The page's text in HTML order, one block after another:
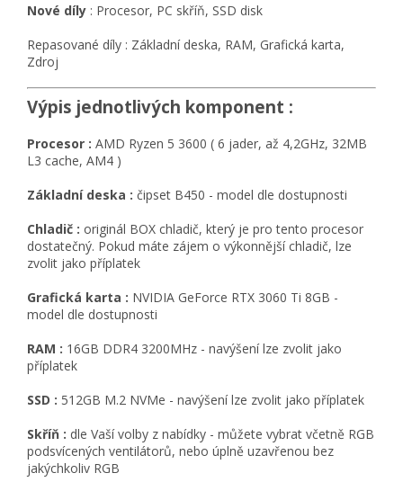
Nové díly : Procesor, PC skříň, SSD disk
Repasované díly : Základní deska, RAM, Grafická karta,
Zdroj
Výpis jednotlivých komponent :
Procesor : AMD Ryzen 5 3600 ( 6 jader, až 4,2GHz, 32MB
L3 cache, AM4 )
Základní deska : čipset B450 - model dle dostupnosti
Chladič : originál BOX chladič, který je pro tento procesor
dostatečný. Pokud máte zájem o výkonnější chladič, lze
zvolit jako příplatek
Grafická karta : NVIDIA GeForce RTX 3060 Ti 8GB -
model dle dostupnosti
RAM : 16GB DDR4 3200MHz - navýšení lze zvolit jako
příplatek
SSD : 512GB M.2 NVMe - navýšení lze zvolit jako příplatek
Skříň : dle Vaší volby z nabídky - můžete vybrat včetně RGB
podsvícených ventilátorů, nebo úplně uzavřenou bez
jakýchkoliv RGB